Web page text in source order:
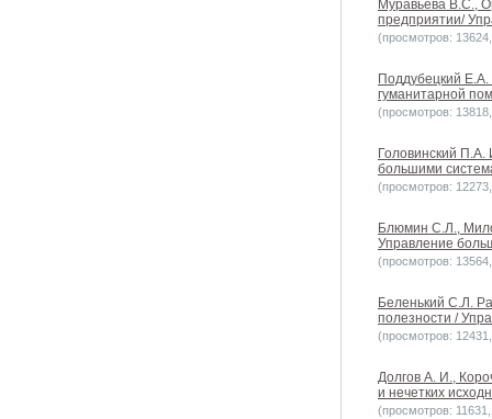
Муравьева В.С.,
предприятии/
(просмотров:
Поддубецкий
гуманитарной
(просмотров:
Головинский П.А.
большими
(просмотров:
Блюмин С.Л.,
Управление
(просмотров:
Беленький С.Л.
полезности /
(просмотров:
Долгов А. И.,
и нечетких
(просмотров: